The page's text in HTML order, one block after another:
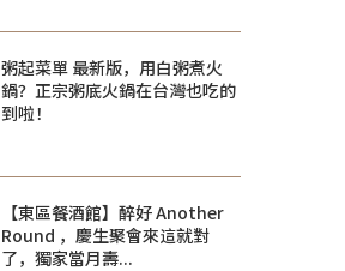
粥起菜單 最新版，用白粥煮火
鍋？正宗粥底火鍋在台灣也吃的
到啦！
【東區餐酒館】醉好 Another
Round ，慶生聚會來這就對
了，獨家當月壽...